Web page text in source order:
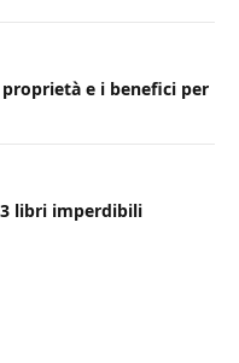
e i benefici per
3 libri imperdibili